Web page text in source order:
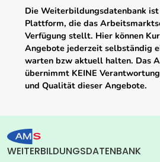
Die Weiterbildungsdatenbank
Plattform, die das
Verfügung stellt. Hier können
Angebote jederzeit selbständig
warten bzw aktuell halten. Das
übernimmt KEINE
und Qualität dieser Angebote.
WEITERBILDUNGSDATENBANK